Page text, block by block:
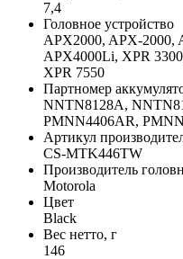
7,4
Головное устройство
APX2000, APX-2000,
APX4000Li, XPR
XPR 7550
Партномер
NNTN8128A,
PMNN4406AR,
Артикул
CS-MTK446TW
Производитель
Motorola
Цвет
Black
Вес нетто, г
146